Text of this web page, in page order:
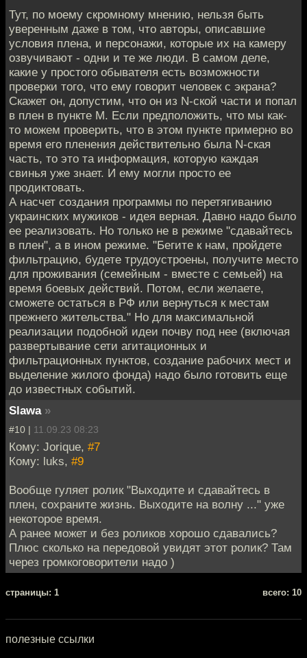
Тут, по моему скромному мнению, нельзя быть
уверенным даже в том, что авторы, описавшие
условия плена, и персонажи, которые их на камеру
озвучивают - одни и те же люди. В самом деле,
какие у простого обывателя есть возможности
проверки того, что ему говорит человек с экрана?
Скажет он, допустим, что он из N-ской части и попал
в плен в пункте M. Если предположить, что мы как-
то можем проверить, что в этом пункте примерно во
время его пленения действительно была N-ская
часть, то это та информация, которую каждая
свинья уже знает. И ему могли просто ее
продиктовать.
А насчет создания программы по перетягиванию
украинских мужиков - идея верная. Давно надо было
ее реализовать. Но только не в режиме "сдавайтесь
в плен", а в ином режиме. "Бегите к нам, пройдете
фильтрацию, будете трудоустроены, получите место
для проживания (семейным - вместе с семьей) на
время боевых действий. Потом, если желаете,
сможете остаться в РФ или вернуться к местам
прежнего жительства." Но для максимальной
реализации подобной идеи почву под нее (включая
развертывание сети агитационных и
фильтрационных пунктов, создание рабочих мест и
выделение жилого фонда) надо было готовить еще
до известных событий.
Slawa »
#10 | 11.09.23 08:23
Кому: Jorique, #7
Кому: luks, #9
Вообще гуляет ролик "Выходите и сдавайтесь в
плен, сохраните жизнь. Выходите на волну ..." уже
некоторое время.
А ранее может и без роликов хорошо сдавались?
Плюс сколько на передовой увидят этот ролик? Там
через громкоговорители надо )
cтраницы: 1 всего: 10
полезные ссылки